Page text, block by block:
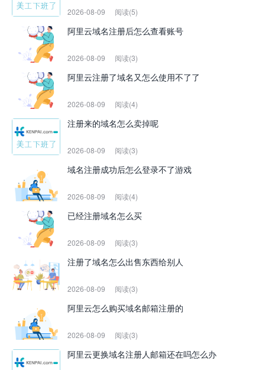
2026-08-09 阅读(5)
阿里云域名注册后怎么查看账号
2026-08-09 阅读(3)
阿里云注册了域名又怎么使用不了了
2026-08-09 阅读(4)
注册来的域名怎么卖掉呢
2026-08-09 阅读(3)
域名注册成功后怎么登录不了游戏
2026-08-09 阅读(4)
已经注册域名怎么买
2026-08-09 阅读(3)
注册了域名怎么出售东西给别人
2026-08-09 阅读(3)
阿里云怎么购买域名邮箱注册的
2026-08-09 阅读(3)
阿里云更换域名注册人邮箱还在吗怎么办